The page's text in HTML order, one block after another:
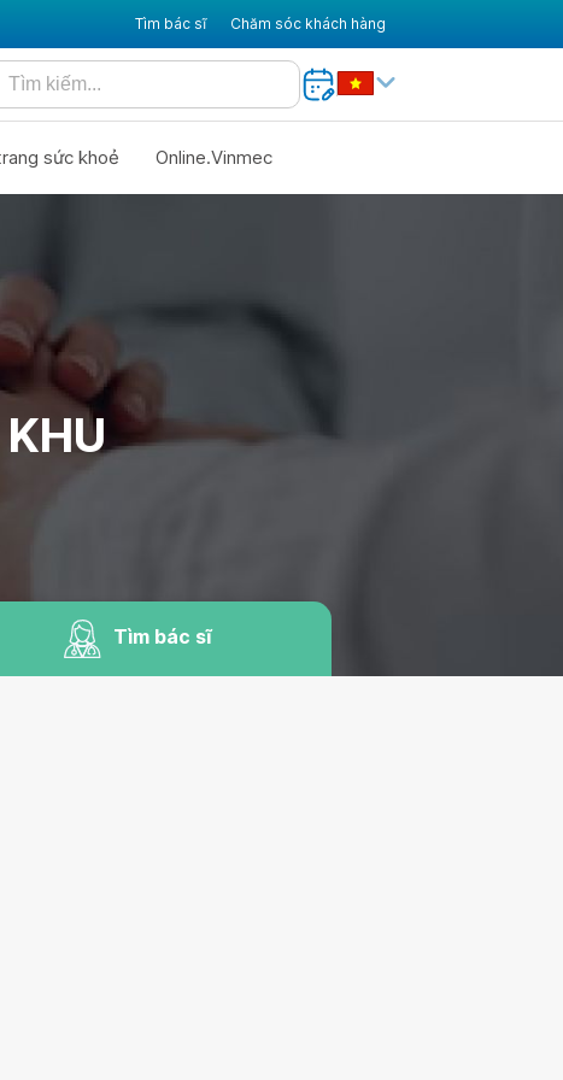
Tìm bác sĩ Chăm sóc khách hàng
sức khoẻ Online.Vinmec
Tìm bác sĩ